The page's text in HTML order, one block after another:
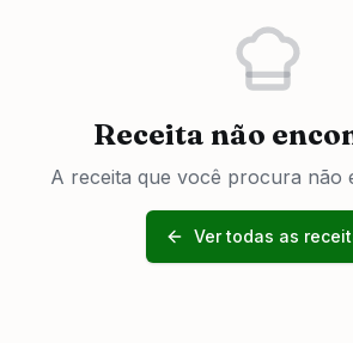
Receita não
A receita que você procura não
Ver todas as